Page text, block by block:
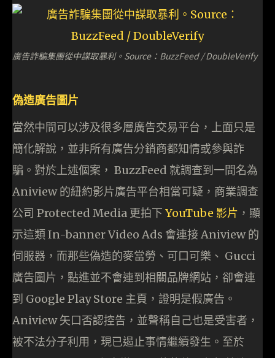
廣告詐騙集團從中謀取暴利。Source：BuzzFeed / DoubleVerify
偽造廣告圖片
當然中間可以涉及很多層廣告交易平台，上面只是
簡化解說，並非所有廣告分銷商都知情或參與詐
騙。對於上述個案， BuzzFeed 就調查到一間名為
Aniview 的紐約影片廣告平台相當可疑，商業調查
公司 Protected Media 更拍下 YouTube 影片 ，顯
示這類 In-banner Video Ads 會連接 Aniview 的
伺服器，而那些偽造的麥當勞、可口可樂、 Gucci
廣告圖片，點進並不會連到相關品牌網站，卻會連
到 Google Play Store 主頁，證明是假廣告。
Aniview 矢口否認控告，並聲稱自己也是受害者，
被不法分子利用，現已遏止事情繼續發生。至於